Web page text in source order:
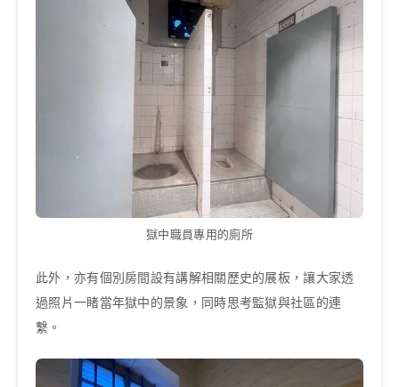
獄中職員專用的廁所
此外，亦有個別房間設有講解相關歷史的展板，讓大家透
過照片一睹當年獄中的景象，同時思考監獄與社區的連
繫。